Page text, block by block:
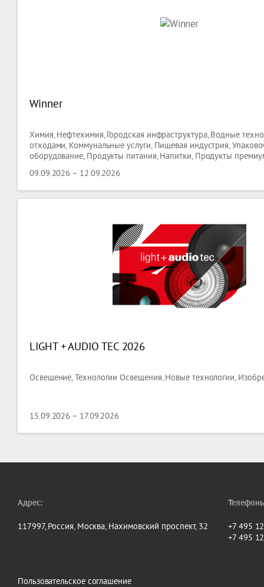
Winner
Химия, Нефтехимия, Городская инфраструктура, Водные
отходами, Коммунальные услуги, Пищевая индустрия,
оборудование, Продукты питания, Напитки, Продукты
оборудование, Лабораторные Технологии, Биотехнологии,
09.09.2026 – 12.09.2026
LIGHT + AUDIO TEC 2026
Освещение, Технологии Освещения, Новые технологии,
15.09.2026 – 17.09.2026
Адрес:
117997, Россия, Москва, Нахимовский проспект, 32
+7 495
+7 495
Пользовательское соглашение